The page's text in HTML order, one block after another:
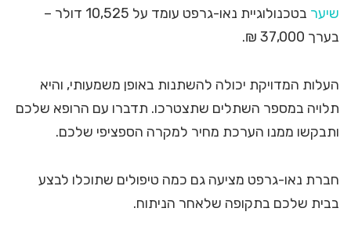
שיער
בטכנולוגיית נאו-גרפט עומד על 10,525 דולר –
בערך 37,000 ₪.
העלות המדויקת יכולה להשתנות באופן משמעותי, והיא
תלויה במספר השתלים שתצטרכו. תדברו עם הרופא שלכם
ותבקשו ממנו הערכת מחיר למקרה הספציפי שלכם.
חברת נאו-גרפט מציעה גם כמה טיפולים שתוכלו לבצע
בבית שלכם בתקופה שלאחר הניתוח.